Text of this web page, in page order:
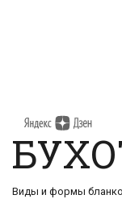
Виды и формы